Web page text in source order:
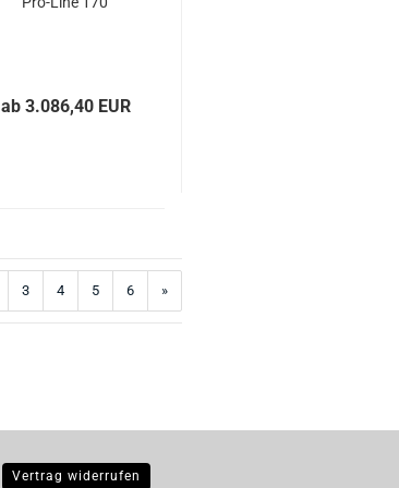
ab 3.086,40 EUR
3 4 5 6 »
Vertrag widerrufen